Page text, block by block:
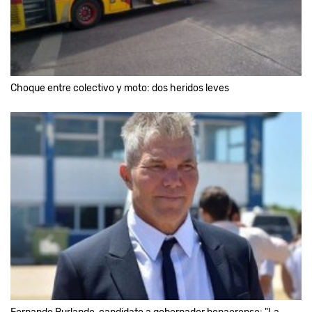
Choque entre colectivo y moto: dos heridos leves